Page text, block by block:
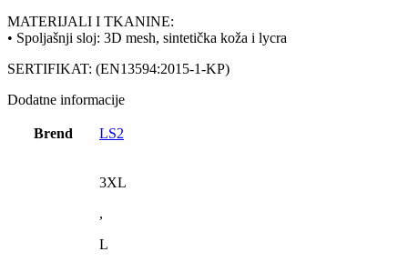
MATERIJALI I TKANINE:
• Spoljašnji sloj: 3D mesh, sintetička koža i lycra
SERTIFIKAT: (EN13594:2015-1-KP)
Dodatne informacije
Brend LS2
3XL
,
L